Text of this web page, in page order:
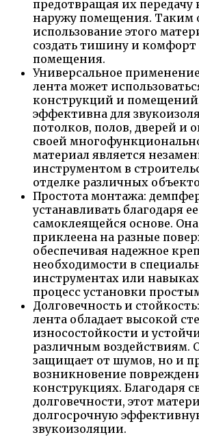
предотвращая их передачу
наружу помещения. Таким
использование этого
создать тишину и комфорт
помещения.
Универсальное
лента может
конструкций и
эффективна для
потолков, полов, дверей и
своей
материал является
инструментом в
отделке различных
Простота монтажа:
устанавливать благодаря
самоклеящейся основе.
приклеена на разные
обеспечивая надежное
необходимости в
инструментах или
процесс установки
Долговечность и
лента обладает высокой
износостойкости и
различным воздействиям.
защищает от шумов, но и
возникновение
конструкциях. Благодаря
долговечности, этот
долгосрочную
звукоизоляции.